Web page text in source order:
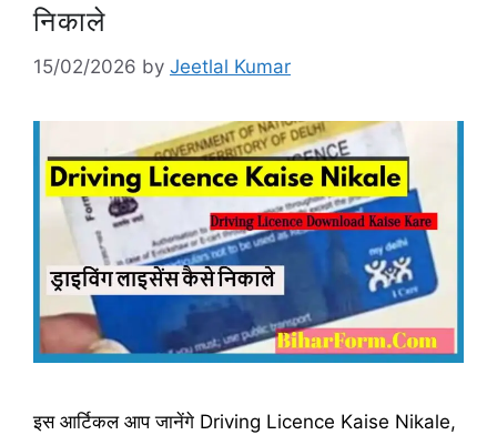
निकाले
15/02/2026 by Jeetlal Kumar
इस आर्टिकल आप जानेंगे Driving Licence Kaise Nikale,